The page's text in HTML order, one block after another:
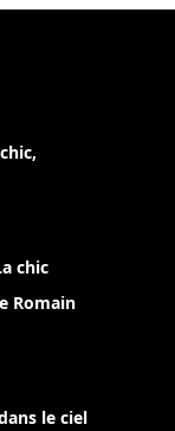
chic
Romain
le ciel